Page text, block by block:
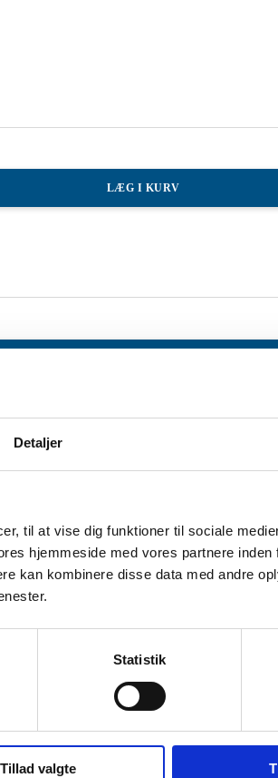
Detaljer
til at vise dig funktioner til sociale
hjemmeside med vores partnere inden
kan kombinere disse data med andre
Statistik
Tillad valgte
LÆG I KURV
LÆG I KURV
LÆG I KURV